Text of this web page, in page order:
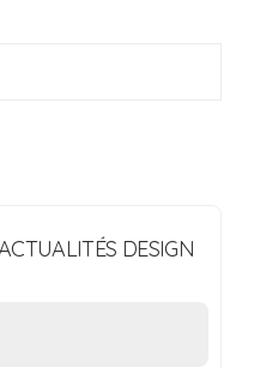
DESIGN